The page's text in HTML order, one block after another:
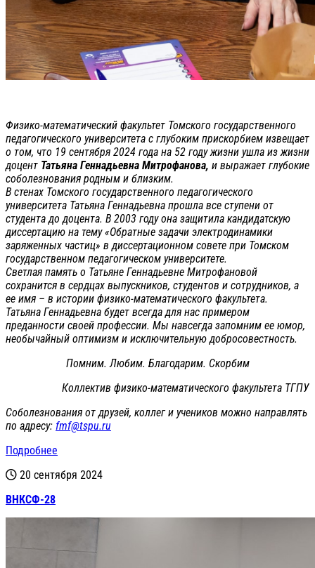
Физико-математический факультет Томского государственного
педагогического университета с глубоким прискорбием извещает
о том, что 19 сентября 2024 года на 52 году жизни ушла из жизни
доцент Татьяна Геннадьевна Митрофанова, и выражает глубокие
соболезнования родным и близким.
В стенах Томского государственного педагогического
университета Татьяна Геннадьевна прошла все ступени от
студента до доцента. В 2003 году она защитила кандидатскую
диссертацию на тему «Обратные задачи электродинамики
заряженных частиц» в диссертационном совете при Томском
государственном педагогическом университете.
Светлая память о Татьяне Геннадьевне Митрофановой
сохранится в сердцах выпускников, студентов и сотрудников, а
ее имя – в истории физико-математического факультета.
Татьяна Геннадьевна будет всегда для нас примером
преданности своей профессии. Мы навсегда запомним ее юмор,
необычайный оптимизм и исключительную добросовестность.
Помним. Любим. Благодарим. Скорбим
Коллектив физико-математического факультета ТГПУ
Соболезнования от друзей, коллег и учеников можно направлять
по адресу: fmf@tspu.ru
Подробнее
20 сентября 2024
ВНКСФ-28